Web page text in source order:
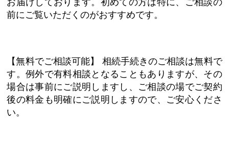
お届けしております。初めての方は特に、ご相談の
前にご覧いただくのがおすすめです。
【無料でご相談可能】
相続手続きのご相談は無料で
す。例外で有料相談となることもありますが、その
場合は事前にご説明しますし、ご相談の場でご契約
後の料金も明確にご説明しますので、ご安心くださ
い。